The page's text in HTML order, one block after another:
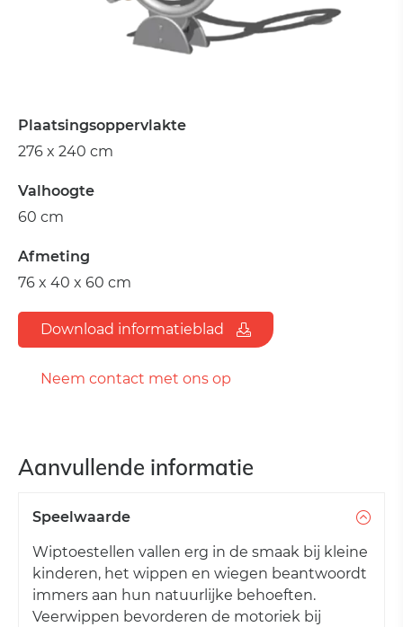
Plaatsingsoppervlakte
276 x 240 cm
Valhoogte
60 cm
Afmeting
76 x 40 x 60 cm
Download informatieblad
Neem contact met ons op
Aanvullende informatie
Speelwaarde
Wiptoestellen vallen erg in de smaak bij kleine
kinderen, het wippen en wiegen beantwoordt
immers aan hun natuurlijke behoeften.
Veerwippen bevorderen de motoriek bij